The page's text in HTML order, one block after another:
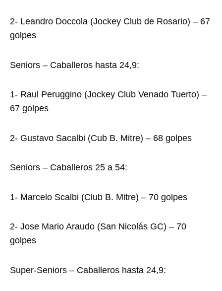
2- Leandro Doccola (Jockey Club de Rosario) – 67
golpes
Seniors – Caballeros hasta 24,9:
1- Raul Peruggino (Jockey Club Venado Tuerto) –
67 golpes
2- Gustavo Sacalbi (Cub B. Mitre) – 68 golpes
Seniors – Caballeros 25 a 54:
1- Marcelo Scalbi (Club B. Mitre) – 70 golpes
2- Jose Mario Araudo (San Nicolás GC) – 70
golpes
Super-Seniors – Caballeros hasta 24,9: